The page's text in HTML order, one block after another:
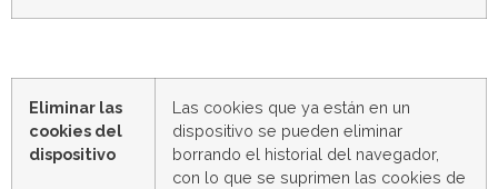
Eliminar las
cookies del
dispositivo
Las cookies que ya están en un
dispositivo se pueden eliminar
borrando el historial del navegador,
con lo que se suprimen las cookies de